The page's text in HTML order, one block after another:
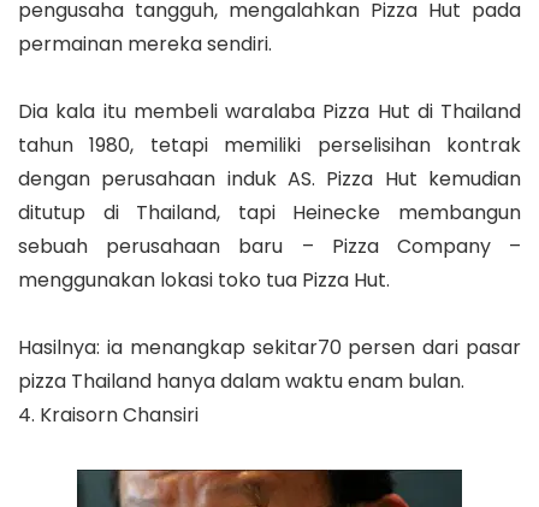
pengusaha tangguh, mengalahkan Pizza Hut pada
permainan mereka sendiri.
Dia kala itu membeli waralaba Pizza Hut di Thailand
tahun 1980, tetapi memiliki perselisihan kontrak
dengan perusahaan induk AS. Pizza Hut kemudian
ditutup di Thailand, tapi Heinecke membangun
sebuah perusahaan baru – Pizza Company –
menggunakan lokasi toko tua Pizza Hut.
Hasilnya: ia menangkap sekitar70 persen dari pasar
pizza Thailand hanya dalam waktu enam bulan.
4. Kraisorn Chansiri